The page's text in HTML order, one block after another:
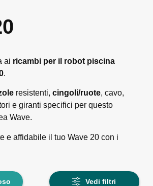
ai ricambi per il robot piscina
.
resistenti, cingoli/ruote, cavo,
e giranti specifici per questo
Wave.
e affidabile il tuo Wave 20 con i
Vedi filtri